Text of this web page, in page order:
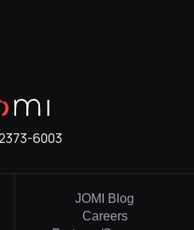
6003
JOMI Blog
Careers